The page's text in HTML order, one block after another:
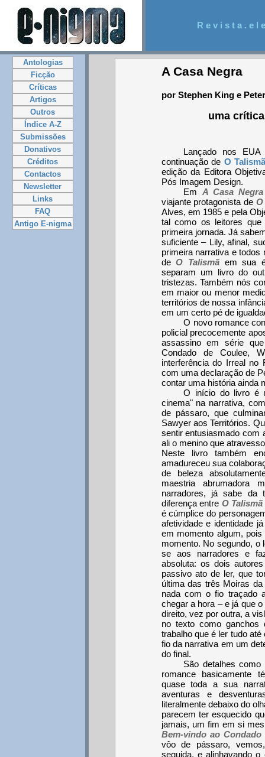
R e v i s t a . e l
Antologias
Ficção
Críticas
Artigos
Outros
Índice A-Z
Submissões
Donativos
Créditos
Contactos
Newsletter
Links
FAQ
Antigo E-nigma
A Casa Negra
por Stephen King e
uma
Lançado nos
continuação de O
edição da Editora
Pós Imagem Design.
Em A Casa Negra
viajante protagonista de O
Alves, em 1985 e pela
tal como os leitores que
primeira jornada. Já
suficiente – Lily, afinal,
primeira narrativa e todos
deO Talismãem sua
separam um livro do
tristezas. Também nós
em maior ou menor
territórios de nossa
em um certo pé de
O novo romance
policial precocemente
assassino em série
Condado de Coulee,
interferência do Irreal no
com uma declaração de
contar uma história ainda
O início do livro é
cinema" na narrativa,
de pássaro, que
Sawyer aos Territórios.
sentir entusiasmado com
ali o menino que
Neste livro também
amadureceu sua
de beleza
maestria abrumadora
narradores, já sabe da
diferença entre O Talismã
é cúmplice do
afetividade e identidade
em momento algum,
momento. No segundo, o
se aos narradores e
absoluta: os dois
passivo ato de ler, que
última das três Moiras
nada com o fio traçado
chegar a hora – e já que
direito, vez por outra, a
no texto como
trabalho que é ler tudo
fio da narrativa em um
do final.
São detalhes
romance basicamente
quase toda a sua
aventuras e
literalmente debaixo do
parecem ter esquecido
jamais, um fim em si
Bem-vindo ao Condado
vôo de pássaro,
seguida, e alinhavando